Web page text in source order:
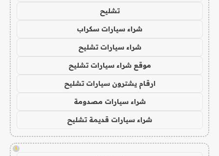
تشليح
شراء سيارات سكراب
شراء سيارات تشليح
موقع شراء سيارات تشليح
ارقام يشترون سيارات تشليح
شراء سيارات مصدومة
شراء سيارات قديمة تشليح
!